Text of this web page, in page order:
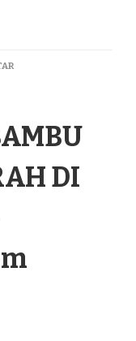
PADA
PANEL
TERMURAH
SORONG
PAPUA
DI